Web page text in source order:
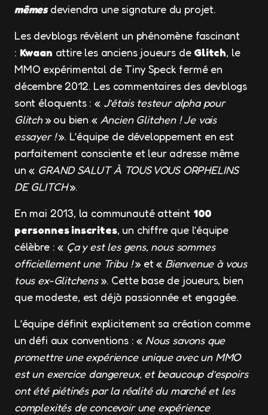
mêmesdeviendra une signature du projet.
Les devblogs révèlent un phénomène fascinant
: Kwaan attire les anciens joueurs de Glitch, le
MMO expérimental de Tiny Speck fermé en
décembre 2012. Les commentaires des devblogs
sont éloquents : « J’étais testeur alpha pour
Glitch» ou bien « Ancien Glitchen ! Je vais
essayer !». L’équipe de développement en est
parfaitement consciente et leur adresse même
un « GRAND SALUT À TOUS VOUS ORPHELINS
DE GLITCH».
En mai 2013, la communauté atteint 100
personnes inscrites, un chiffre que l’équipe
célèbre : « Ça y est les gens, nous sommes
officiellement une Tribu !» et « Bienvenue à vous
tous ex-Glitchens». Cette base de joueurs, bien
que modeste, est déjà passionnée et engagée.
L’équipe définit explicitement sa création comme
un défi aux conventions : « Nous savons que
promettre une expérience unique avec un MMO
est un exercice dangereux, et beaucoup d’espoirs
ont été piétinés par la réalité du marché et les
complexités de concevoir une expérience